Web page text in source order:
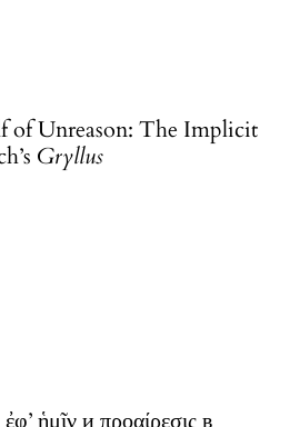
of Unreason: The Implicit
Gryllus
ἡμῖν и προαίρεσις в